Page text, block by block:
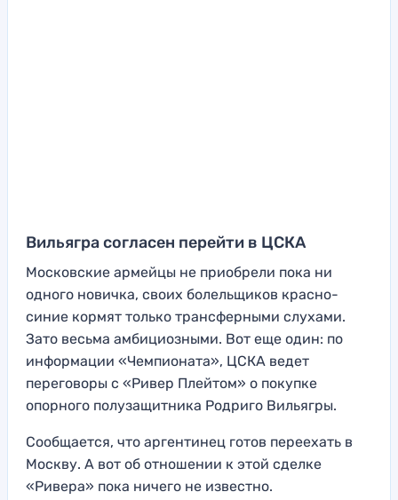
Вильягра согласен перейти в ЦСКА
Московские армейцы не приобрели пока ни
одного новичка, своих болельщиков красно-
синие кормят только трансферными слухами.
Зато весьма амбициозными. Вот еще один: по
информации «Чемпионата», ЦСКА ведет
переговоры с «Ривер Плейтом» о покупке
опорного полузащитника Родриго Вильягры.
Сообщается, что аргентинец готов переехать в
Москву. А вот об отношении к этой сделке
«Ривера» пока ничего не известно.